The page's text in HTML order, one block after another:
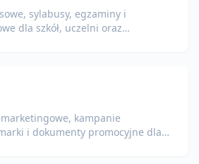
sylabusy, egzaminy i
dla szkół, uczelni oraz
marketingowe, kampanie
i dokumenty promocyjne dla